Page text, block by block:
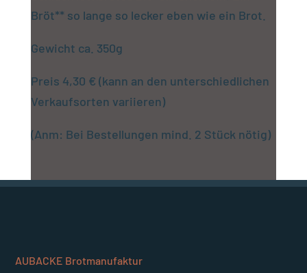
Bröt** so lange so lecker eben wie ein Brot.
Gewicht ca. 350g
Preis 4,30 € (kann an den unterschiedlichen
Verkaufsorten variieren)
(Anm: Bei Bestellungen mind. 2 Stück nötig)
AUBACKE Brotmanufaktur